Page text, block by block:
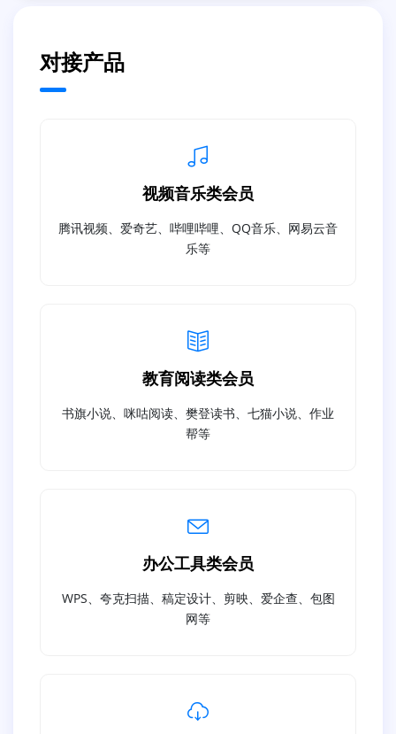
对接产品
视频音乐类会员
腾讯视频、爱奇艺、哔哩哔哩、QQ音乐、网易云音
乐等
教育阅读类会员
书旗小说、咪咕阅读、樊登读书、七猫小说、作业
帮等
办公工具类会员
WPS、夸克扫描、稿定设计、剪映、爱企查、包图
网等